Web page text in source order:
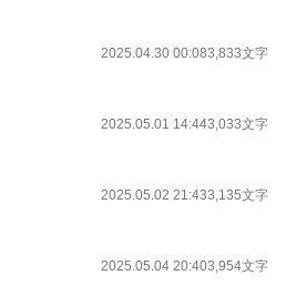
2025.04.30 00:083,833文字
2025.05.01 14:443,033文字
2025.05.02 21:433,135文字
2025.05.04 20:403,954文字